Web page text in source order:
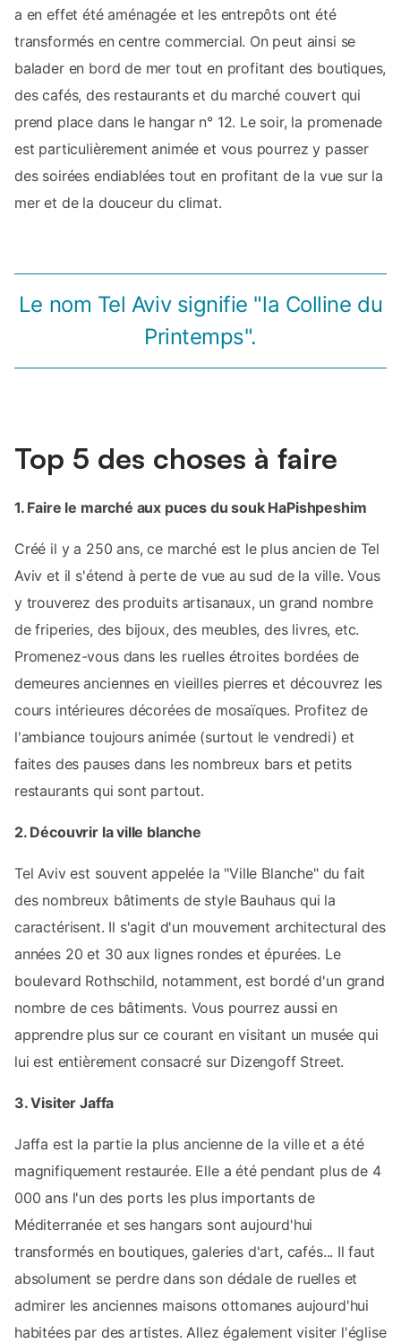
a en effet été aménagée et les entrepôts ont été
transformés en centre commercial. On peut ainsi se
balader en bord de mer tout en profitant des boutiques,
des cafés, des restaurants et du marché couvert qui
prend place dans le hangar n° 12. Le soir, la promenade
est particulièrement animée et vous pourrez y passer
des soirées endiablées tout en profitant de la vue sur la
mer et de la douceur du climat.
Le nom Tel Aviv signifie "la Colline du
Printemps".
Top 5 des choses à faire
1. Faire le marché aux puces du souk HaPishpeshim
Créé il y a 250 ans, ce marché est le plus ancien de Tel
Aviv et il s'étend à perte de vue au sud de la ville. Vous
y trouverez des produits artisanaux, un grand nombre
de friperies, des bijoux, des meubles, des livres, etc.
Promenez-vous dans les ruelles étroites bordées de
demeures anciennes en vieilles pierres et découvrez les
cours intérieures décorées de mosaïques. Profitez de
l'ambiance toujours animée (surtout le vendredi) et
faites des pauses dans les nombreux bars et petits
restaurants qui sont partout.
2. Découvrir la ville blanche
Tel Aviv est souvent appelée la "Ville Blanche" du fait
des nombreux bâtiments de style Bauhaus qui la
caractérisent. Il s'agit d'un mouvement architectural des
années 20 et 30 aux lignes rondes et épurées. Le
boulevard Rothschild, notamment, est bordé d'un grand
nombre de ces bâtiments. Vous pourrez aussi en
apprendre plus sur ce courant en visitant un musée qui
lui est entièrement consacré sur Dizengoff Street.
3. Visiter Jaffa
Jaffa est la partie la plus ancienne de la ville et a été
magnifiquement restaurée. Elle a été pendant plus de 4
000 ans l'un des ports les plus importants de
Méditerranée et ses hangars sont aujourd'hui
transformés en boutiques, galeries d'art, cafés... Il faut
absolument se perdre dans son dédale de ruelles et
admirer les anciennes maisons ottomanes aujourd'hui
habitées par des artistes. Allez également visiter l'église